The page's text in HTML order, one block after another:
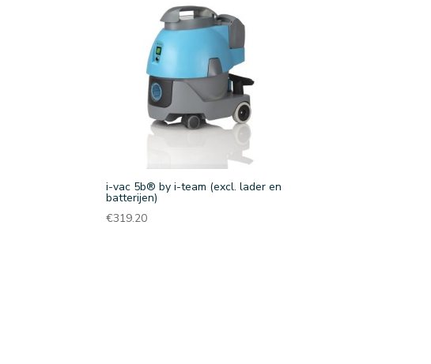
i-vac 5b® by i-team (excl. lader en
batterijen)
€319.20